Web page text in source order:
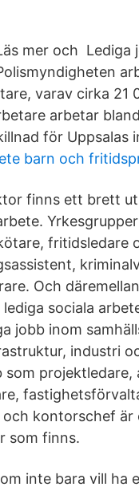
mer och Lediga
varav cirka 21
arbetar
för Uppsalas
barn och
finns ett brett
fritidsledare
Och
sociala
jobb inom
industri
som projektledare,
kontorschef är
som finns.
inte bara vill ha